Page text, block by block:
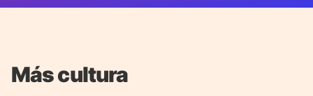
Más cultura